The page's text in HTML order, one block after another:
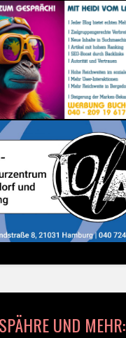
UND MEHR: